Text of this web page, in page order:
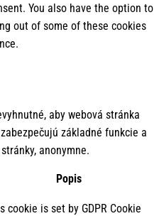
You also have the option to
out of some of these cookies
aby webová stránka
základné funkcie a
anonymne.
Popis
cookie is set by GDPR Cookie